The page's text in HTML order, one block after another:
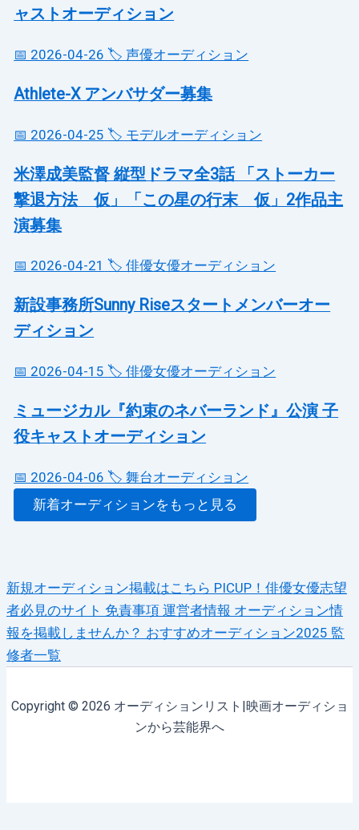
ャストオーディション
📅 2026-04-26 🏷️ 声優オーディション
Athlete-X アンバサダー募集
📅 2026-04-25 🏷️ モデルオーディション
米澤成美監督 縦型ドラマ全3話 「ストーカー
撃退方法 仮」「この星の行末 仮」2作品主
演募集
📅 2026-04-21 🏷️ 俳優女優オーディション
新設事務所Sunny Riseスタートメンバーオー
ディション
📅 2026-04-15 🏷️ 俳優女優オーディション
ミュージカル『約束のネバーランド』公演 子
役キャストオーディション
📅 2026-04-06 🏷️ 舞台オーディション
新着オーディションをもっと見る
新規オーディション掲載はこちら PICUP！俳優女優志望
者必見のサイト 免責事項 運営者情報 オーディション情
報を掲載しませんか？ おすすめオーディション2025 監
修者一覧
Copyright © 2026 オーディションリスト|映画オーディショ
ンから芸能界へ